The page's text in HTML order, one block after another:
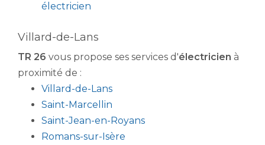
électricien
Villard-de-Lans
TR 26 vous propose ses services d'électricien à
proximité de :
Villard-de-Lans
Saint-Marcellin
Saint-Jean-en-Royans
Romans-sur-Isère